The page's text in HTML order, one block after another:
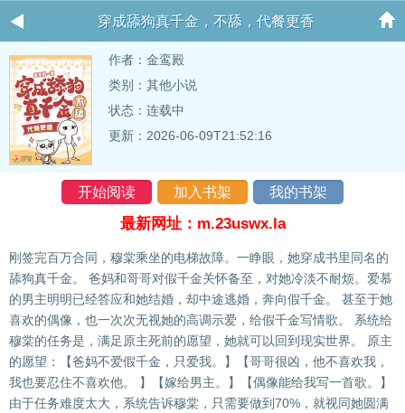
穿成舔狗真千金，不舔，代餐更香
作者： 金鸾殿
类别：其他小说
状态：连载中
更新：2026-06-09T21:52:16
开始阅读 加入书架 我的书架
最新网址：m.23uswx.la
刚签完百万合同，穆棠乘坐的电梯故障。一睁眼，她穿成书里同名的
舔狗真千金。 爸妈和哥哥对假千金关怀备至，对她冷淡不耐烦。爱慕
的男主明明已经答应和她结婚，却中途逃婚，奔向假千金。 甚至于她
喜欢的偶像，也一次次无视她的高调示爱，给假千金写情歌。 系统给
穆棠的任务是，满足原主死前的愿望，她就可以回到现实世界。 原主
的愿望：【爸妈不爱假千金，只爱我。】【哥哥很凶，他不喜欢我，
我也要忍住不喜欢他。 】【嫁给男主。】【偶像能给我写一首歌。】
由于任务难度太大，系统告诉穆棠，只需要做到70%，就视同她圆满